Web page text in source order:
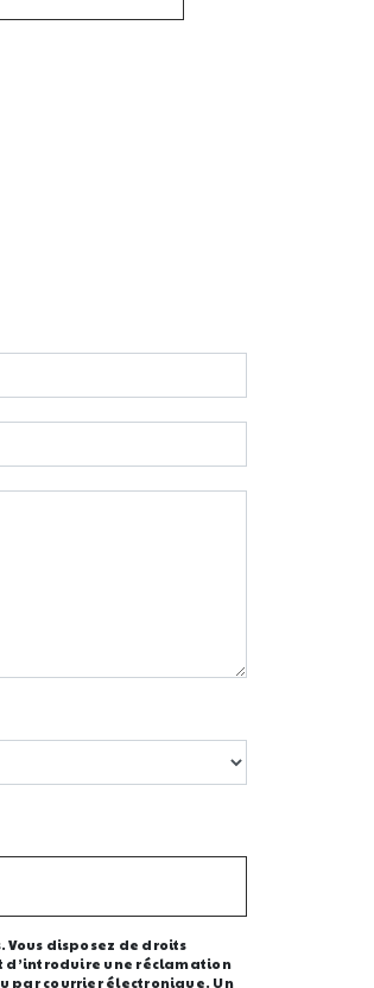
Vous disposez de droits
d’introduire une réclamation
par courrier électronique. Un